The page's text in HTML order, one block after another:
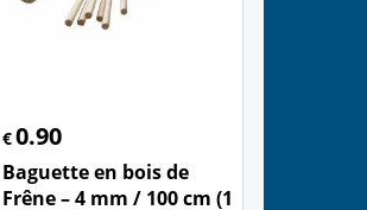
€0.90
Baguette en bois de